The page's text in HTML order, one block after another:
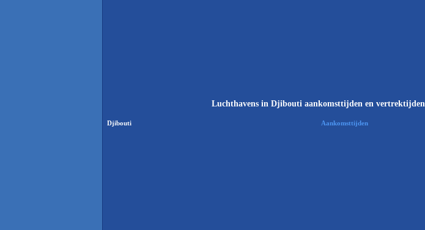
Luchthavens in Djibouti aankomsttijden en vertrektijden
Djibouti Aankomsttijden